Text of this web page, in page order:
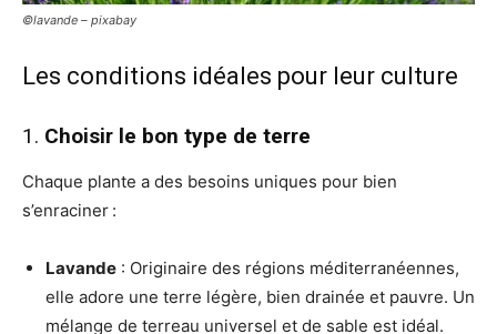
©lavande – pixabay
Les conditions idéales pour leur culture
1. Choisir le bon type de terre
Chaque plante a des besoins uniques pour bien
s’enraciner :
Lavande : Originaire des régions méditerranéennes,
elle adore une terre légère, bien drainée et pauvre. Un
mélange de terreau universel et de sable est idéal.